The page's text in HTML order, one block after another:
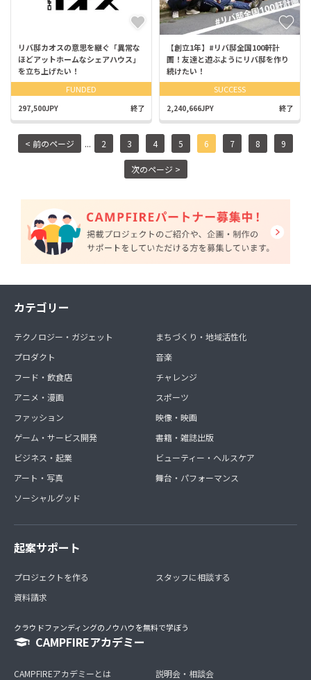
リバ邸カオスの意思を継ぐ「異常な
ほどアットホームなシェアハウス」
を立ち上げたい！
FUNDED
297,500JPY 終了
【創立1年】#リバ邸全国100軒計
画！友達と遊ぶようにリバ邸を作り
続けたい！
SUCCESS
2,240,666JPY 終了
< 前のページ ... 2 3 4 5 6 7 8 9
次のページ >
カテゴリー
テクノロジー・ガジェット
プロダクト
フード・飲食店
アニメ・漫画
ファッション
ゲーム・サービス開発
ビジネス・起業
アート・写真
ソーシャルグッド
まちづくり・地域活性化
音楽
チャレンジ
スポーツ
映像・映画
書籍・雑誌出版
ビューティー・ヘルスケア
舞台・パフォーマンス
起案サポート
プロジェクトを作る
資料請求
スタッフに相談する
クラウドファンディングのノウハウを無料で学ぼう
CAMPFIREアカデミー
CAMPFIREアカデミーとは
説明会・相談会